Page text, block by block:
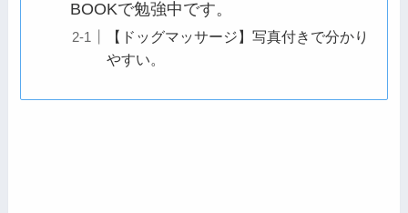
BOOKで勉強中です。
【ドッグマッサージ】写真付きで分かり
やすい。